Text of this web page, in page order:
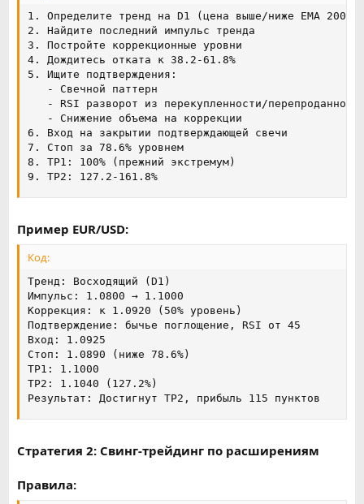
1. Определите тренд на D1 (цена выше/ниже EMA 200)
2. Найдите последний импульс тренда
3. Постройте коррекционные уровни
4. Дождитесь отката к 38.2-61.8%
5. Ищите подтверждения:
   - Свечной паттерн
- RSI разворот из перекупленности/
   - Снижение объема на коррекции
6. Вход на закрытии подтверждающей свечи
7. Стоп за 78.6% уровнем
8. TP1: 100% (прежний экстремум)
9. TP2: 127.2-161.8%
Пример EUR/USD:
Код:
Тренд: Восходящий (D1)
Импульс: 1.0800 → 1.1000
Коррекция: к 1.0920 (50% уровень)
Подтверждение: бычье поглощение, RSI от 45
Вход: 1.0925
Стоп: 1.0890 (ниже 78.6%)
TP1: 1.1000
TP2: 1.1040 (127.2%)
Результат: Достигнут TP2, прибыль 115 пунктов
Стратегия 2: Свинг-трейдинг по расширениям
Правила: